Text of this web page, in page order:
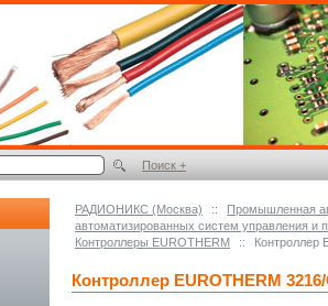
РАДИОНИКС (Москва) ::
Промышленная
автоматизированных систем управления
Контроллеры EUROTHERM
:: Контроллер
Контроллер EUROTHERM
Поиск +